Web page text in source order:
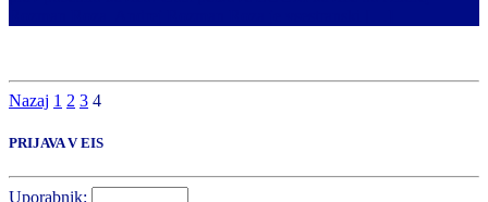
Nazaj 1 2 3 4
PRIJAVA V EIS
Uporabnik: